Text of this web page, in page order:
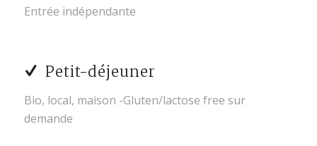
Entrée indépendante
Petit-déjeuner
Bio, local, maison -Gluten/lactose free sur
demande